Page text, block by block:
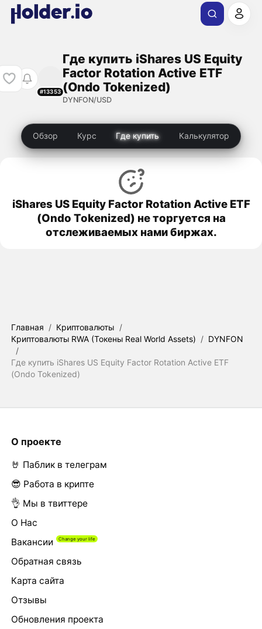
#13353
Где купить iShares US Equity
Factor Rotation Active ETF
(Ondo Tokenized)
DYNFON/USD
Обзор Курс Где купить Калькулятор
iShares US Equity Factor Rotation Active ETF
(Ondo Tokenized) не торгуется на
отслеживаемых нами биржах.
Главная / Криптовалюты /
Криптовалюты RWA (Токены Real World Assets) / DYNFON
/
Где купить iShares US Equity Factor Rotation Active ETF
(Ondo Tokenized)
О проекте
🤘 Паблик в телеграм
😎 Работа в крипте
👌 Мы в твиттере
О Нас
Вакансии
Обратная связь
Карта сайта
Отзывы
Обновления проекта